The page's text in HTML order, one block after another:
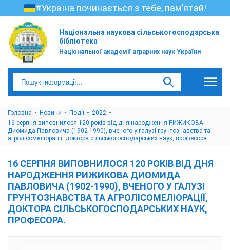
#Україна починається з тебе, пам’ятай!
Національна наукова сільськогосподарська
бібліотека
Національної академії аграрних наук України
Головна Новини Події
2022
16 серпня виповнилося 120 років від дня народження РИЖИКОВА
Диомида Павловича (1902-1990), вченого у галузі грунтознавства та
агролісомеліорації, доктора сільськогосподарських наук, професора.
16 СЕРПНЯ ВИПОВНИЛОСЯ 120 РОКІВ ВІД ДНЯ
НАРОДЖЕННЯ РИЖИКОВА ДИОМИДА
ПАВЛОВИЧА (1902-1990), ВЧЕНОГО У ГАЛУЗІ
ГРУНТОЗНАВСТВА ТА АГРОЛІСОМЕЛІОРАЦІЇ,
ДОКТОРА СІЛЬСЬКОГОСПОДАРСЬКИХ НАУК,
ПРОФЕСОРА.